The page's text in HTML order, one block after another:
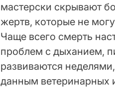
мастерски скрывают
жертв, которые не
Чаще всего смерть
проблем с дыханием,
развиваются
данным ветеринарных